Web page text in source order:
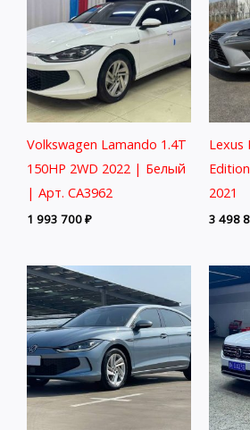
Volkswagen Lamando 1.4T
150HP 2WD 2022 | Белый
| Арт. CA3962
1 993 700₽
Lexus
2021
3 498